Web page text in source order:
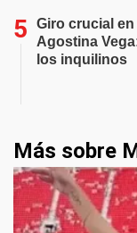
Giro crucial
Agostina
los inquilinos
Más sobre